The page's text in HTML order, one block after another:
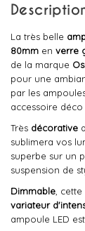
La très belle
80mm en verre
de la marque
pour une
par les
accessoire déco
Très décorative
sublimera vos
superbe sur un
suspension de
Dimmable ,
variateur
ampoule LED